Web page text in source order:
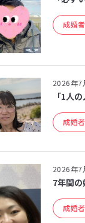
成婚
2026年7
「1人
成婚
2026年7
7年間
成婚